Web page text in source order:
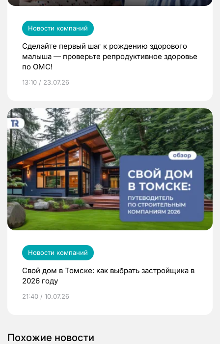
Новости компаний
Сделайте первый шаг к рождению здорового
малыша — проверьте репродуктивное здоровье
по ОМС!
13:10 / 23.07.26
Новости компаний
Свой дом в Томске: как выбрать застройщика в
2026 году
21:40 / 10.07.26
Похожие новости